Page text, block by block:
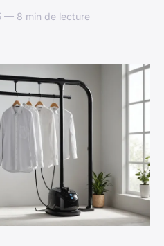
— 8 min de lecture